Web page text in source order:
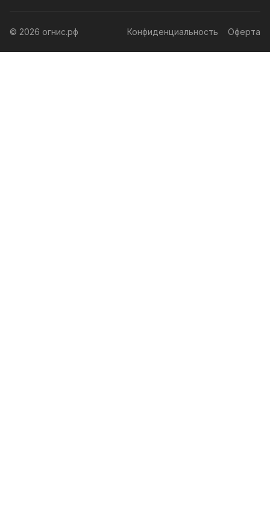
© 2026 огнис.рф Конфиденциальность Оферта